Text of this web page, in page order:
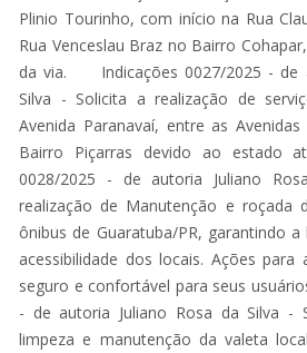
Plinio Tourinho, com início na Rua
Rua Venceslau Braz no Bairro
da via. Indicações 0027/2025 - de
Silva - Solicita a realização de
Avenida Paranavaí, entre as
Bairro Piçarras devido ao estado
0028/2025 - de autoria Juliano
realização de Manutenção e
ônibus de Guaratuba/PR, garantindo
acessibilidade dos locais. Ações para
seguro e confortável para seus
- de autoria Juliano Rosa da Silva -
limpeza e manutenção da valeta